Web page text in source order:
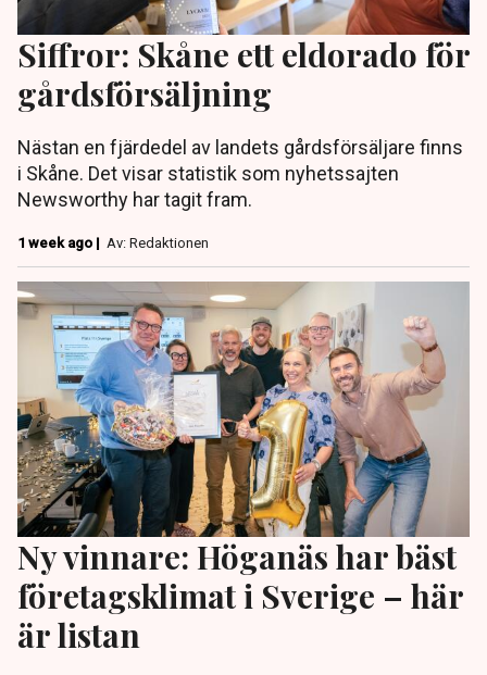
Siffror: Skåne ett eldorado för
gårdsförsäljning
Nästan en fjärdedel av landets gårdsförsäljare finns
i Skåne. Det visar statistik som nyhetssajten
Newsworthy har tagit fram.
1 week ago | Av: Redaktionen
Ny vinnare: Höganäs har bäst
företagsklimat i Sverige – här
är listan